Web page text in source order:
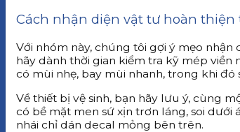
Cách nhận diện vật tư hoàn thiện
Với nhóm này, chúng tôi gợi ý mẹo nhận
hãy dành thời gian kiểm tra kỹ mép viền
có mùi nhẹ, bay mùi nhanh, trong khi
Về thiết bị vệ sinh, bạn hãy lưu ý, cùng
có bề mặt men sứ xịn trơn láng, soi
nhái chỉ dán decal mỏng bên trên.